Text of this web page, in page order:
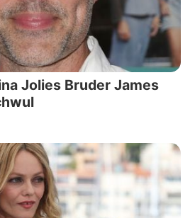
Jolies Bruder James